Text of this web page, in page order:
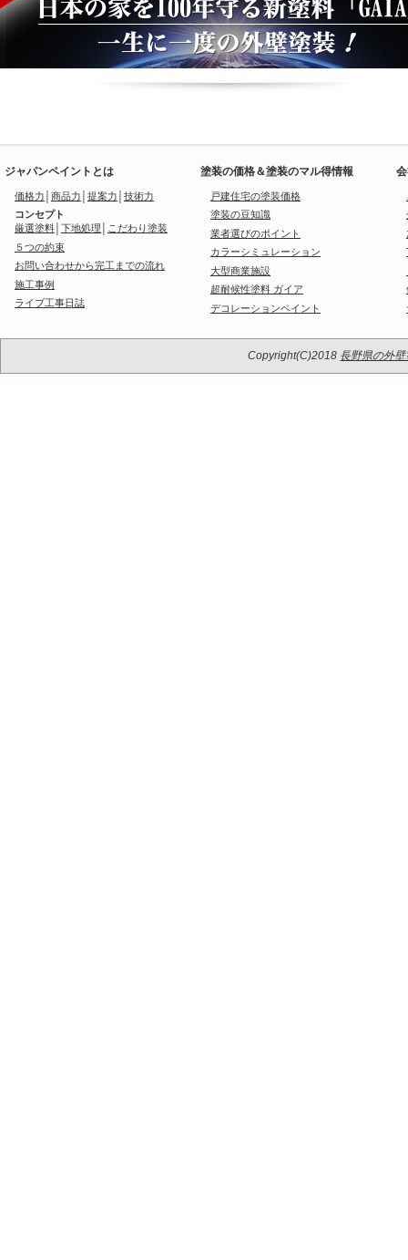
ジャパンペイントとは
価格力 商品力 提案力
技術力
コンセプト
厳選塗料 下地処理
こだわり塗装
５つの約束
お問い合わせから完工までの流れ
施工事例
ライブ工事日誌
塗装の価格＆塗装のマル得情報
戸建住宅の塗装価格
塗装の豆知識
業者選びのポイント
カラーシミュレーション
大型商業施設
超耐候性塗料 ガイア
デコレーションペイント
Copyright(C)2018 長野県の外